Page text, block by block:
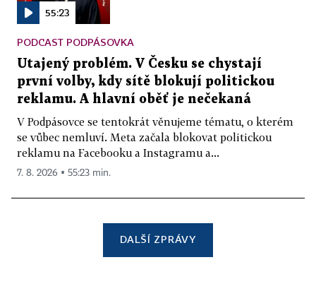
55:23
PODCAST PODPÁSOVKA
Utajený problém. V Česku se chystají
první volby, kdy sítě blokují politickou
reklamu. A hlavní oběť je nečekaná
V Podpásovce se tentokrát věnujeme tématu, o kterém
se vůbec nemluví. Meta začala blokovat politickou
reklamu na Facebooku a Instagramu a...
7. 8. 2026 ▪ 55:23 min.
DALŠÍ ZPRÁVY